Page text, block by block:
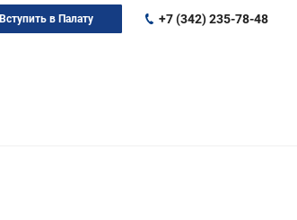
+7 (342) 235-78-48
Вступить в Палату